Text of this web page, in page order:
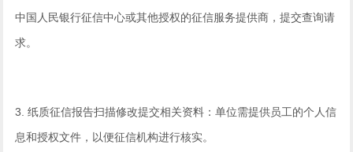
中国人民银行征信中心或其他授权的征信服务提供商，提交查询请
求。
3. 纸质征信报告扫描修改提交相关资料：单位需提供员工的个人信
息和授权文件，以便征信机构进行核实。